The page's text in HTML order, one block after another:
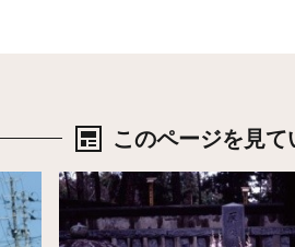
このページを見て
詳細はこちら